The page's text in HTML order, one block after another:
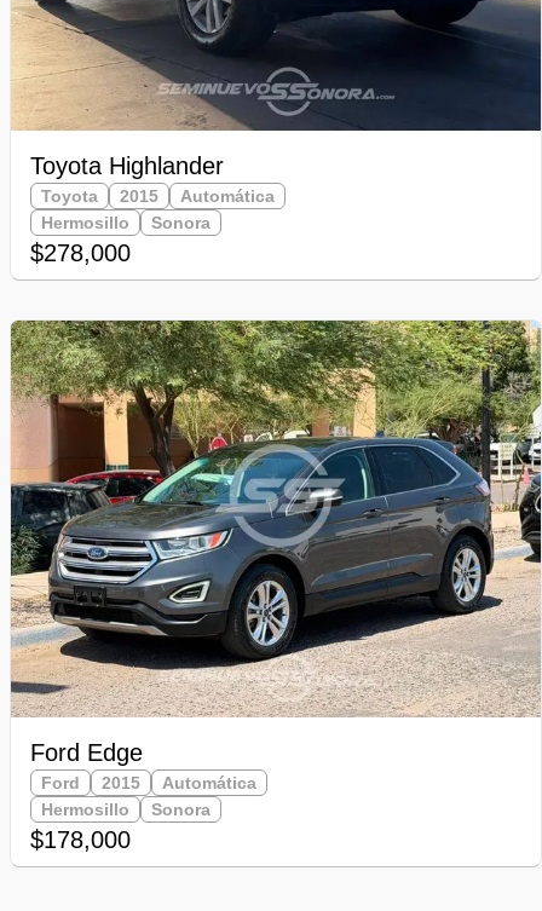
Toyota Highlander
Toyota 2015
Automática
Hermosillo
Sonora
$278,000
Ford Edge
Ford 2015
Automática
Hermosillo
Sonora
$178,000